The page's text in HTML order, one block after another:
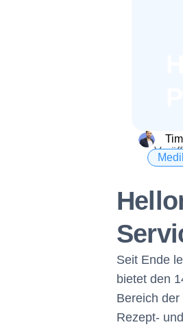
Seit Ende
bietet den
Bereich
Rezept-